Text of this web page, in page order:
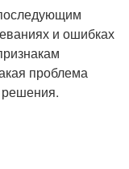
и ошибках
проблема
решения.